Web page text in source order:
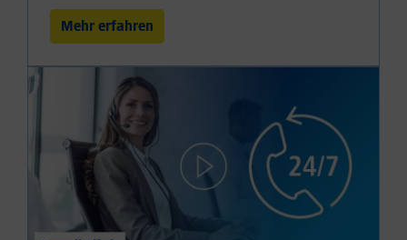
Mehr erfahren